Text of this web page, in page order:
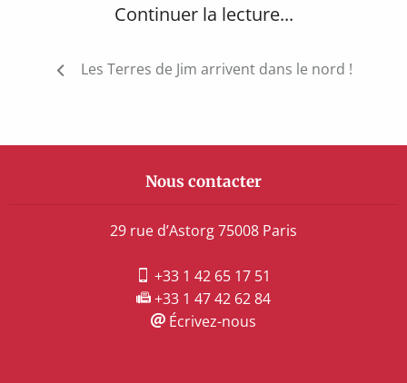
Continuer la lecture...
Navigation
Les Terres de Jim arrivent dans le nord !
Nous contacter
29 rue d’Astorg 75008 Paris
+33 1 42 65 17 51
+33 1 47 42 62 84
Écrivez-nous